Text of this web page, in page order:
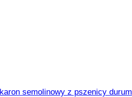
semolinowy z pszenicy durum